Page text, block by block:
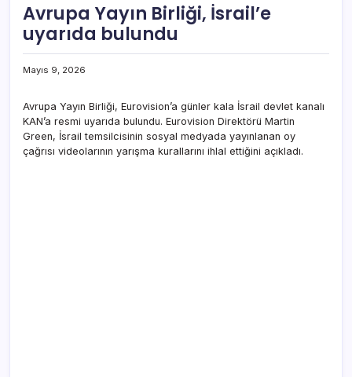
Avrupa Yayın Birliği, İsrail’e
uyarıda bulundu
Mayıs 9, 2026
Avrupa Yayın Birliği, Eurovision’a günler kala İsrail devlet kanalı
KAN’a resmi uyarıda bulundu. Eurovision Direktörü Martin
Green, İsrail temsilcisinin sosyal medyada yayınlanan oy
çağrısı videolarının yarışma kurallarını ihlal ettiğini açıkladı.